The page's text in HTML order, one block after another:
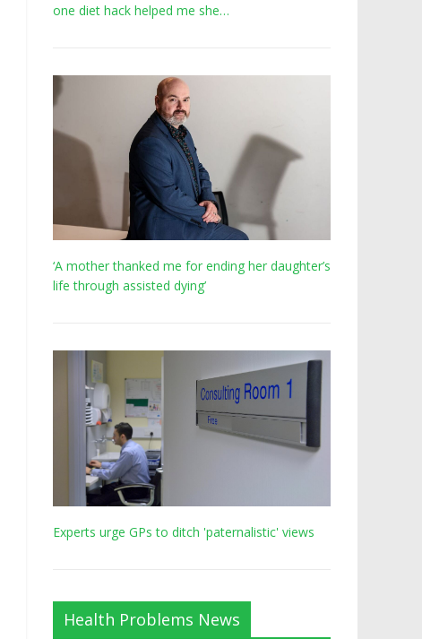
one diet hack helped me she…
‘A mother thanked me for ending her daughter’s
life through assisted dying’
Experts urge GPs to ditch 'paternalistic' views
Health Problems News